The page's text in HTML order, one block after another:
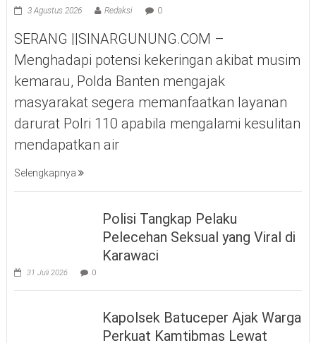
3 Agustus 2026 Redaksi 0
SERANG ||SINARGUNUNG.COM –
Menghadapi potensi kekeringan akibat musim
kemarau, Polda Banten mengajak
masyarakat segera memanfaatkan layanan
darurat Polri 110 apabila mengalami kesulitan
mendapatkan air
Selengkapnya
Polisi Tangkap Pelaku
Pelecehan Seksual yang Viral di
Karawaci
31 Juli 2026 0
Kapolsek Batuceper Ajak Warga
Perkuat Kamtibmas Lewat